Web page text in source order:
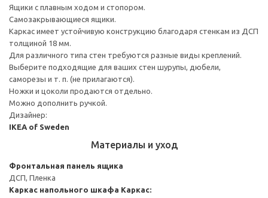
Ящики с плавным ходом и стопором.
Самозакрывающиеся ящики.
Каркас имеет устойчивую конструкцию благодаря стенкам из ДСП
толщиной 18 мм.
Для различного типа стен требуются разные виды креплений.
Выберите подходящие для ваших стен шурупы, дюбели,
саморезы и т. п. (не прилагаются).
Ножки и цоколи продаются отдельно.
Можно дополнить ручкой.
Дизайнер:
IKEA of Sweden
Материалы и уход
Фронтальная панель ящика
ДСП, Пленка
Каркас напольного шкафа Каркас: